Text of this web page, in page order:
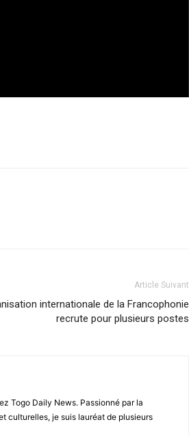
Article Suivant
internationale de la Francophonie
recrute pour plusieurs postes
Togo Daily News. Passionné par la
culturelles, je suis lauréat de plusieurs